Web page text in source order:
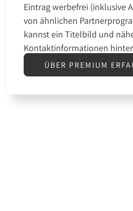
Eintrag werbefrei (inklusive
von ähnlichen
kannst ein Titelbild und
Kontaktinformationen
ÜBER PREMIUM